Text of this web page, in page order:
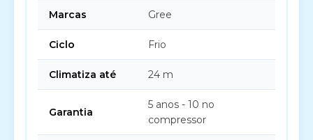
Marcas Gree
Ciclo Frio
Climatiza até 24 m
Garantia
5 anos - 10 no
compressor